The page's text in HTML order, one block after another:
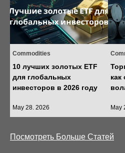
Commodities
10 лучших золотых ETF
для глобальных
инвесторов в 2026 году
May 28. 2026
как
May
Посмотреть Больше Статей